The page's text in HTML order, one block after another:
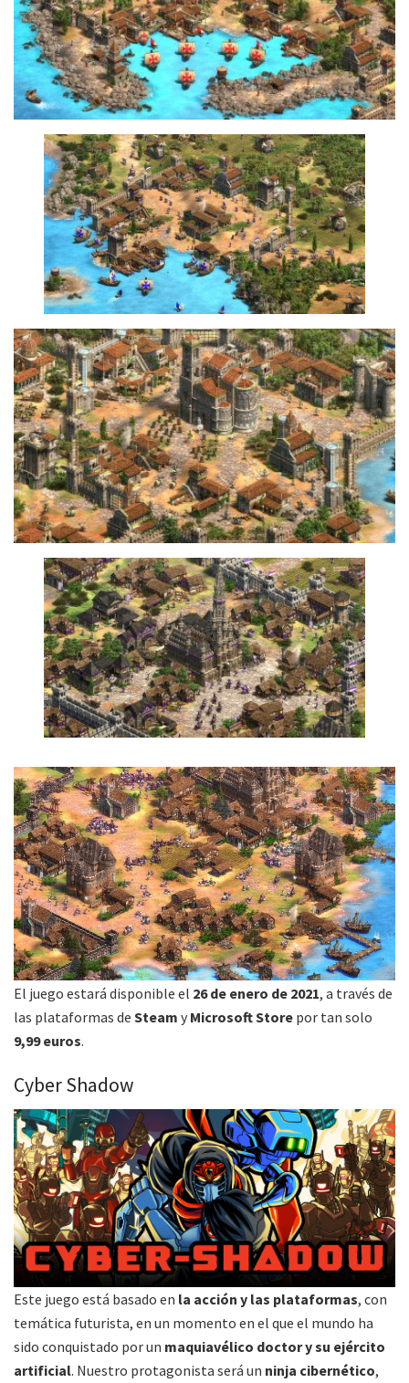
El juego estará disponible el 26 de enero de 2021, a través de
las plataformas de Steam y Microsoft Store por tan solo
9,99 euros.
Cyber Shadow
Este juego está basado en la acción y las plataformas, con
temática futurista, en un momento en el que el mundo ha
sido conquistado por un maquiavélico doctor y su ejército
artificial. Nuestro protagonista será un ninja cibernético,